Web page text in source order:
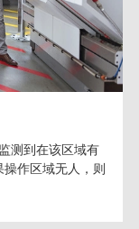
测到在该区域有
作区域无人，则